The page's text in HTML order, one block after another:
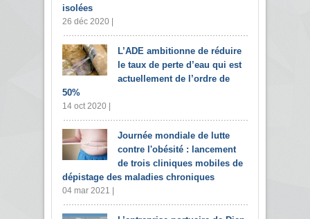
isolées
26 déc 2020 |
L’ADE ambitionne de réduire
le taux de perte d’eau qui est
actuellement de l’ordre de
50%
14 oct 2020 |
Journée mondiale de lutte
contre l'obésité : lancement
de trois cliniques mobiles de
dépistage des maladies chroniques
04 mar 2021 |